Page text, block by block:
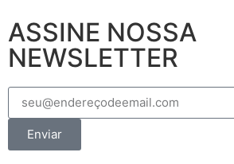
ASSINE NOSSA
NEWSLETTER
Enviar